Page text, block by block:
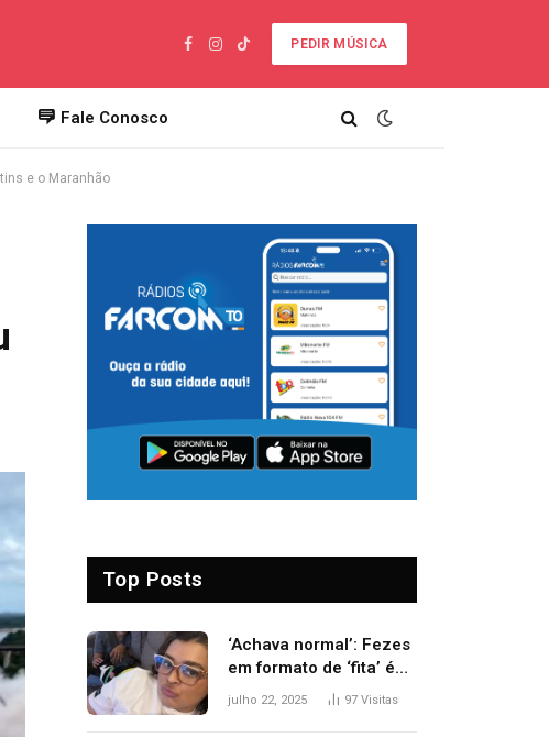
Facebook
Instagram
TikTok
PEDIR MÚSICA
Fale Conosco
e o Maranhão
Top Posts
‘Achava normal’: Fezes
em formato de ‘fita’ é
um dos alertas para
julho 22, 2025 97 Visitas